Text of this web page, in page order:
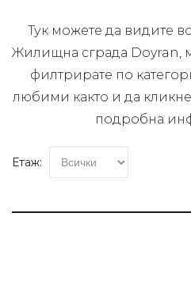
Тук можете да видите
Жилищна сграда Doyran,
филтрирате по
любими както и да
подробна
Етаж: